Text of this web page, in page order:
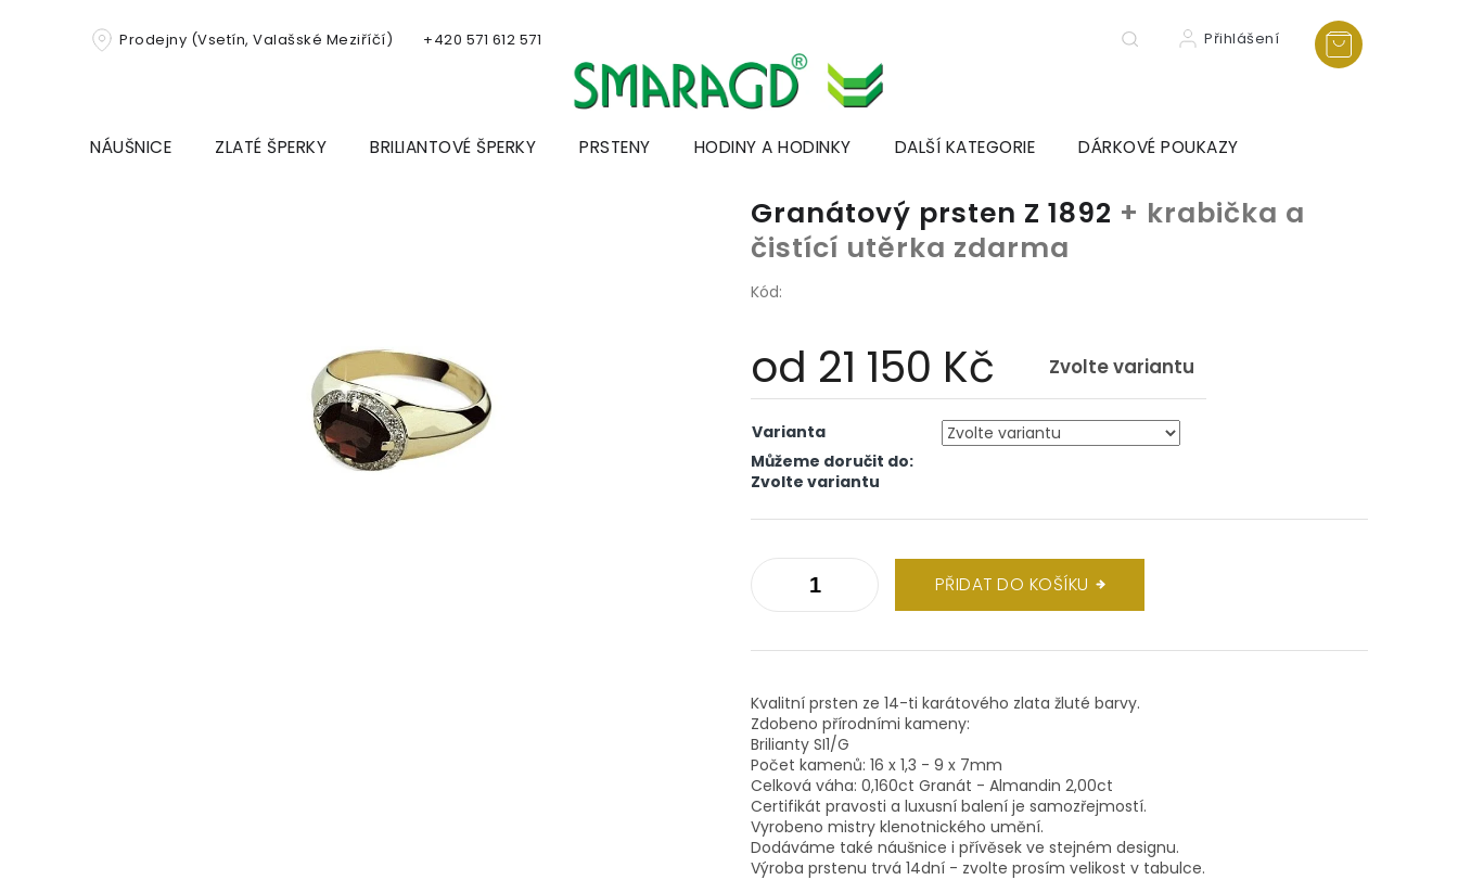
Prodejny (Vsetín, Valašské Meziříčí) +420 571 612 571 Přihlášení
NÁUŠNICE ZLATÉ ŠPERKY BRILIANTOVÉ ŠPERKY PRSTENY HODINY A HODINKY DALŠÍ KATEGORIE DÁRKOVÉ POUKAZY
Granátový prsten Z 1892 + krabička a
čistící utěrka zdarma
Kód:
od 21 150 Kč Zvolte variantu
cena:
Varianta
Můžeme doručit do:
Zvolte variantu
PŘIDAT DO KOŠÍKU
Kvalitní prsten ze 14-ti karátového zlata žluté barvy.
Zdobeno přírodními kameny:
Brilianty SI1/G
Počet kamenů: 16 x 1,3 - 9 x 7mm
Celková váha: 0,160ct Granát - Almandin 2,00ct
Certifikát pravosti a luxusní balení je samozřejmostí.
Vyrobeno mistry klenotnického umění.
Dodáváme také náušnice i přívěsek ve stejném designu.
Výroba prstenu trvá 14dní - zvolte prosím velikost v tabulce.